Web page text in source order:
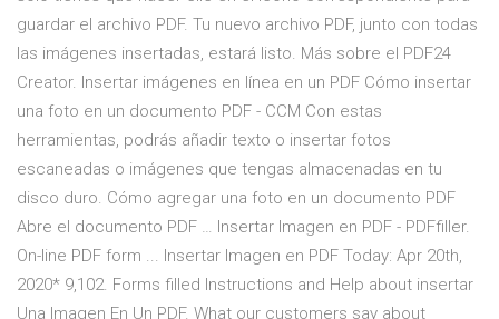
guardar el archivo PDF. Tu nuevo archivo PDF, junto con todas
las imágenes insertadas, estará listo. Más sobre el PDF24
Creator. Insertar imágenes en línea en un PDF Cómo insertar
una foto en un documento PDF - CCM Con estas
herramientas, podrás añadir texto o insertar fotos
escaneadas o imágenes que tengas almacenadas en tu
disco duro. Cómo agregar una foto en un documento PDF
Abre el documento PDF … Insertar Imagen en PDF - PDFfiller.
On-line PDF form ... Insertar Imagen en PDF Today: Apr 20th,
2020* 9,102. Forms filled Instructions and Help about insertar
Una Imagen En Un PDF. What our customers say about